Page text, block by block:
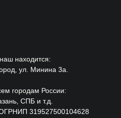
находится:
ул. Минина 3а.
городам России:
СПБ и т.д.
319527500104628